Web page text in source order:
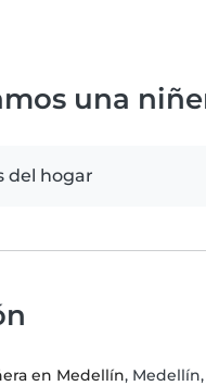
una
del hogar
en Medellín,